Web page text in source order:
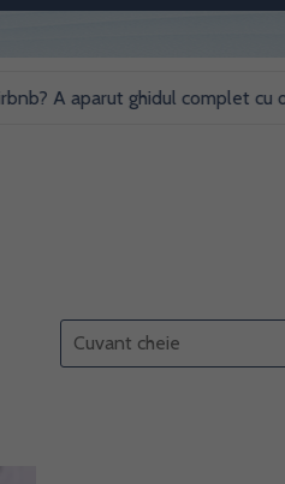
aparut ghidul complet cu